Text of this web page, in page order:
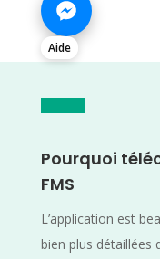
Aide
Pourquoi
FMS
L’application est
bien plus détaillées